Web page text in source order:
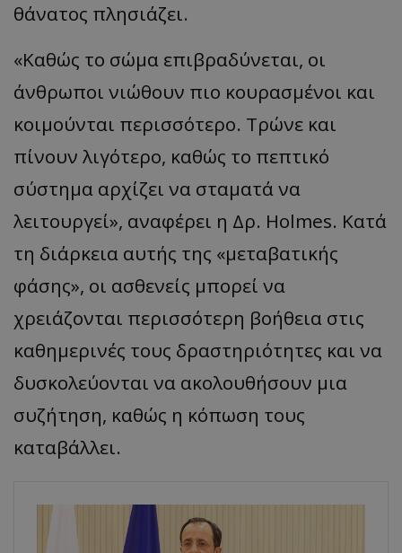
θάνατος πλησιάζει.
«Καθώς το σώμα επιβραδύνεται, οι
άνθρωποι νιώθουν πιο κουρασμένοι και
κοιμούνται περισσότερο. Τρώνε και
πίνουν λιγότερο, καθώς το πεπτικό
σύστημα αρχίζει να σταματά να
λειτουργεί», αναφέρει η Δρ. Holmes. Κατά
τη διάρκεια αυτής της «μεταβατικής
φάσης», οι ασθενείς μπορεί να
χρειάζονται περισσότερη βοήθεια στις
καθημερινές τους δραστηριότητες και να
δυσκολεύονται να ακολουθήσουν μια
συζήτηση, καθώς η κόπωση τους
καταβάλλει.